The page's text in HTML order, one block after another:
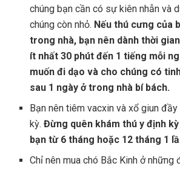
chúng bạn cần có sự kiên nhẫn và
chúng còn nhỏ. Nếu thú cưng của
trong nhà, bạn nên dành thời
ít nhất 30 phút đến 1 tiếng mỗi
muốn đi dạo và cho chúng có
sau 1 ngày ở trong nhà bí bách.
Bạn nên tiêm vacxin và xổ giun
kỳ.Đừng quên khám thú y định
bạn từ 6 tháng hoặc 12 tháng 1
Chỉ nên mua chó Bắc Kinh ở những